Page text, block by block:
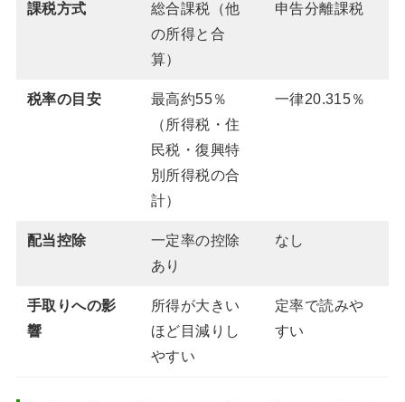
課税方式
総合課税（他
の所得と合
算）
申告分離課税
税率の目安
最高約55％
（所得税・住
民税・復興特
別所得税の合
計）
一律20.315％
配当控除
一定率の控除
あり
なし
手取りへの影
響
所得が大きい
ほど目減りし
やすい
定率で読みや
すい